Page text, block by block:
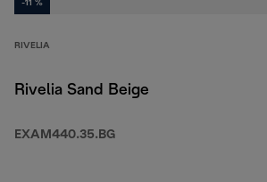
-11 %
RIVELIA
Rivelia Sand Beige
EXAM440.35.BG